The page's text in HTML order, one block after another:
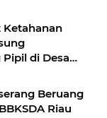
di Desa
Beruang
Riau